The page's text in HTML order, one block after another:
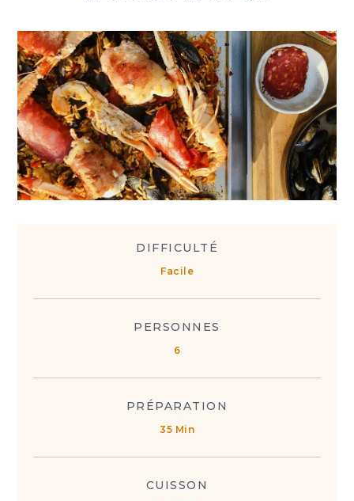
DIFFICULTÉ
Facile
PERSONNES
6
PRÉPARATION
35 Min
CUISSON